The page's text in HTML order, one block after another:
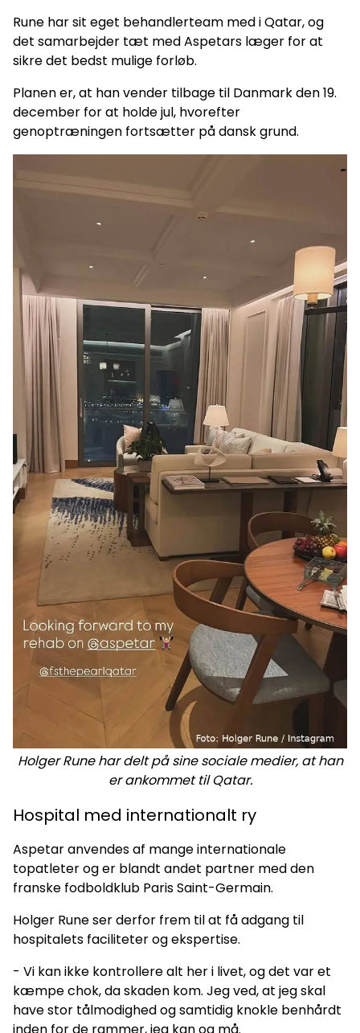
Rune har sit eget behandlerteam med i Qatar, og
det samarbejder tæt med Aspetars læger for at
sikre det bedst mulige forløb.
Planen er, at han vender tilbage til Danmark den 19.
december for at holde jul, hvorefter
genoptræningen fortsætter på dansk grund.
Holger Rune har delt på sine sociale medier, at han
er ankommet til Qatar.
Hospital med internationalt ry
Aspetar anvendes af mange internationale
topatleter og er blandt andet partner med den
franske fodboldklub Paris Saint-Germain.
Holger Rune ser derfor frem til at få adgang til
hospitalets faciliteter og ekspertise.
- Vi kan ikke kontrollere alt her i livet, og det var et
kæmpe chok, da skaden kom. Jeg ved, at jeg skal
have stor tålmodighed og samtidig knokle benhårdt